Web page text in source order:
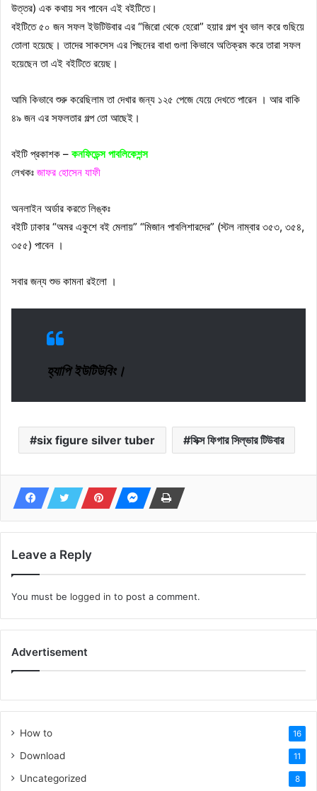
উত্তর) এক কথায় সব পাবেন এই বইটিতে।
বইটিতে ৫০ জন সফল ইউটিউবার এর “জিরো থেকে হেরো” হয়ার গল্প খুব ভাল করে গুছিয়ে
তোলা হয়েছে। তাদের সাকসেস এর পিছনের বাধা গুলা কিভাবে অতিক্রম করে তারা সফল
হয়েছেন তা এই বইটিতে রয়েছ।
আমি কিভাবে শুরু করেছিলাম তা দেখার জন্য ১২৫ পেজে যেয়ে দেখতে পারেন । আর বাকি
৪৯ জন এর সফলতার গল্প তো আছেই।
বইটি প্রকাশক – কনফিডেন্স পাবলিকেশন্স
লেখকঃ জাফর হোসেন যাফী
অনলাইন অর্ডার করতে লিঙ্কঃ
বইটি ঢাকার “অমর একুশে বই মেলায়” “মিজান পাবলিশারদের” (স্টল নাম্বার ৩৫৩, ৩৫৪,
৩৫৫) পাবেন ।
সবার জন্য শুভ কামনা রইলো ।
হ্যাপি ইউটিউবিং।
six figure silver tuber সিক্স ফিগার সিল্ভার টিউবার
Leave a Reply
You must be logged in to post a comment.
Advertisement
How to 16
Download 11
Uncategorized 8